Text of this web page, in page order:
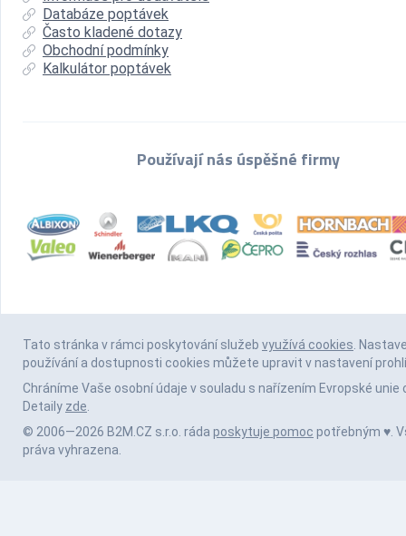
Databáze poptávek
Často kladené dotazy
Obchodní podmínky
Kalkulátor poptávek
Používají nás úspěšné firmy
Tato stránka v rámci poskytování služeb využívá cookies.
používání a dostupnosti cookies můžete upravit v nastavení
Chráníme Vaše osobní údaje v souladu s nařízením Evropské unie
Detaily zde.
© 2006—2026 B2M.CZ s.r.o. ráda poskytuje pomoc potřebným ♥️.
práva vyhrazena.